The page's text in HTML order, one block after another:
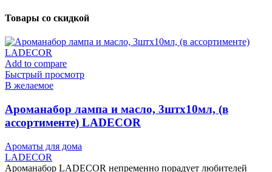
Товары со скидкой
Add to compare
Быстрый просмотр
В желаемое
Ароманабор лампа и масло, 3штx10мл, (в
ассортименте) LADECOR
Ароматы для дома
LADECOR
Ароманабор LADECOR непременно порадует любителей